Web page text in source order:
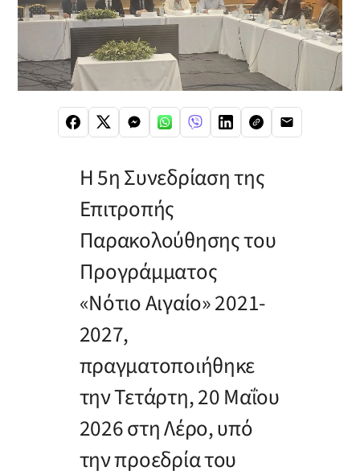
Η 5η Συνεδρίαση της
Επιτροπής
Παρακολούθησης του
Προγράμματος
«Νότιο Αιγαίο» 2021-
2027,
πραγματοποιήθηκε
την Τετάρτη, 20 Μαΐου
2026 στη Λέρο, υπό
την προεδρία του